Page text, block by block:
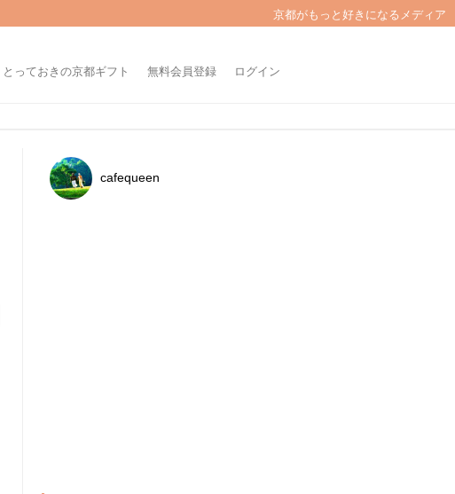
京都がもっと好きになるメディア
とっておきの京都ギフト 無料会員登録 ログイン
cafequeen